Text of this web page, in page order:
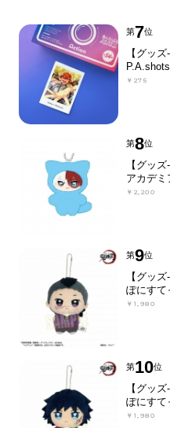
第7位
【グッ
￥275
第8位
【グッ
アカデ
￥2,200
第9位
【グッ
ぽにすて
￥1,980
第10位
【グッ
ぽにすて
￥1,980